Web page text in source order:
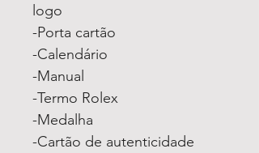
logo
-Porta cartão
-Calendário
-Manual
-Termo Rolex
-Medalha
-Cartão de autenticidade